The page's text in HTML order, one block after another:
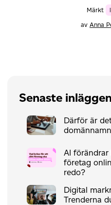
Märkt
av Anna
Senaste inläggen
Därför är
domännamn
AI
företag
redo?
Digital
Trenderna